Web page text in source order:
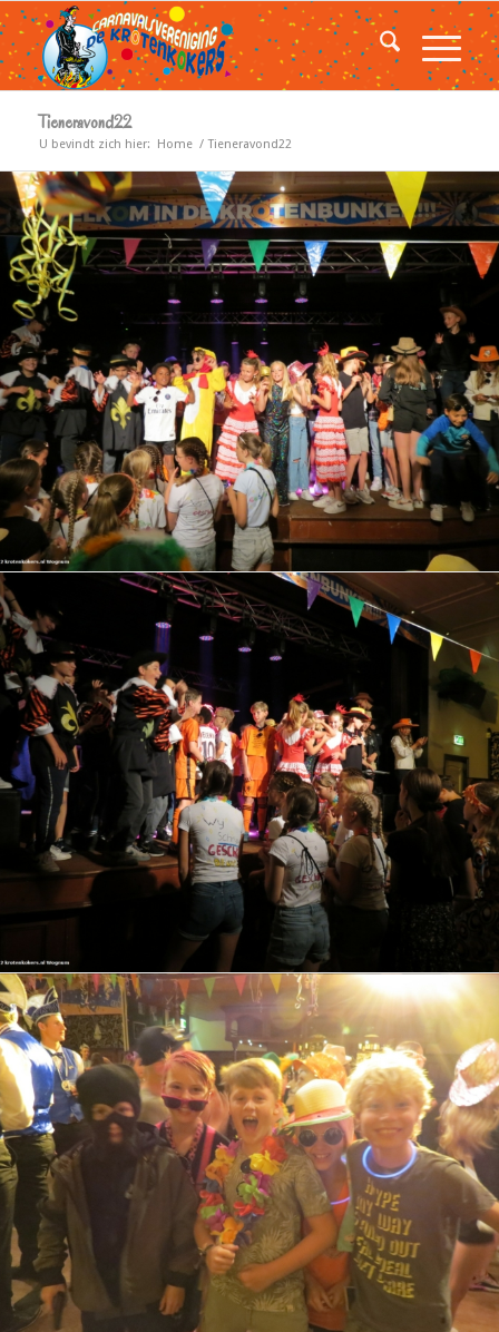
Tieneravond22
U bevindt zich hier: Home / Tieneravond22